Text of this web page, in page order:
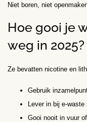
Niet boren, niet
Hoe gooi je
weg in 2025?
Ze bevatten nicotine en
Gebruik
Lever in bij e-
Gooi nooit in vuur of